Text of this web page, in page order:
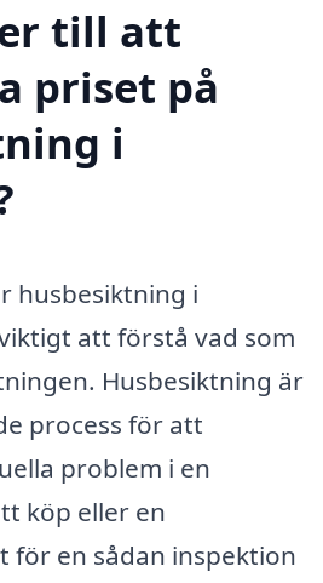
till att
priset på
i
husbesiktning i
att förstå vad som
Husbesiktning är
process för att
problem i en
köp eller en
för en sådan inspektion